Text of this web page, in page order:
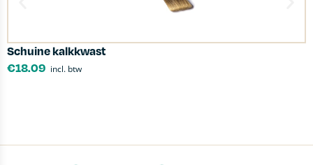
Schuine kalkkwast
€18.09 incl. btw